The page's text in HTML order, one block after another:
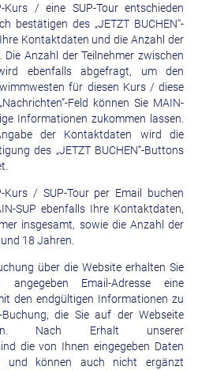
/ eine SUP-Tour entschieden
bestätigen des „JETZT BUCHEN“-
Kontaktdaten und die Anzahl der
Die Anzahl der Teilnehmer zwischen
ebenfalls abgefragt, um den
für diesen Kurs / diese
Feld können Sie MAIN-
Informationen zukommen lassen.
der Kontaktdaten wird die
des „JETZT BUCHEN“-Buttons
Kurs / SUP-Tour per Email buchen
SUP ebenfalls Ihre Kontaktdaten,
insgesamt, sowie die Anzahl der
18 Jahren.
über die Website erhalten Sie
Email-Adresse eine
den endgültigen Informationen zu
die Sie auf der Webseite
Nach Erhalt unserer
die von Ihnen eingegeben Daten
und können auch nicht ergänzt